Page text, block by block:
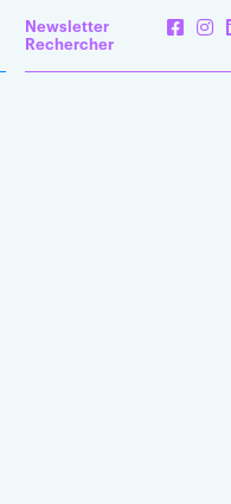
Newsletter
Rechercher